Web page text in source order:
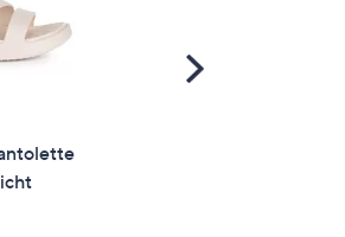
Scroll